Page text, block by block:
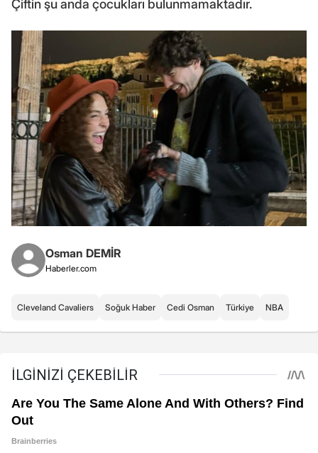
Çiftin şu anda çocukları bulunmamaktadır.
Osman DEMİR
Haberler.com
Cleveland Cavaliers Soğuk Haber Cedi Osman Türkiye NBA